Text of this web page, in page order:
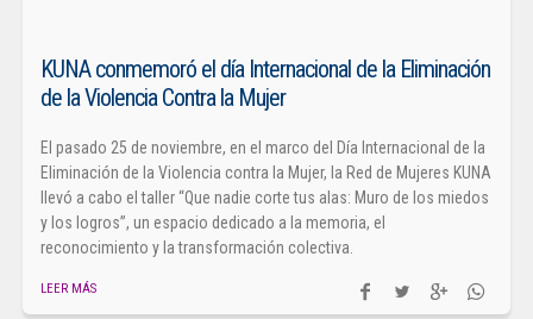
KUNA conmemoró el día Internacional de la Eliminación
de la Violencia Contra la Mujer
El pasado 25 de noviembre, en el marco del Día Internacional de la
Eliminación de la Violencia contra la Mujer, la Red de Mujeres KUNA
llevó a cabo el taller “Que nadie corte tus alas: Muro de los miedos
y los logros”, un espacio dedicado a la memoria, el
reconocimiento y la transformación colectiva.
LEER MÁS